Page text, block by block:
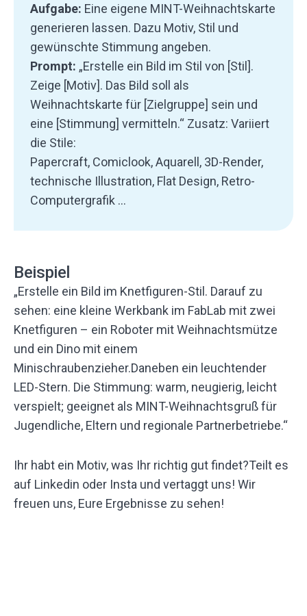
Aufgabe: Eine eigene MINT-Weihnachtskarte
generieren lassen. Dazu Motiv, Stil und
gewünschte Stimmung angeben.
Prompt: „Erstelle ein Bild im Stil von [Stil].
Zeige [Motiv]. Das Bild soll als
Weihnachtskarte für [Zielgruppe] sein und
eine [Stimmung] vermitteln.“ Zusatz: Variiert
die Stile:
Papercraft, Comiclook, Aquarell, 3D-Render,
technische Illustration, Flat Design, Retro-
Computergrafik …
Beispiel
„Erstelle ein Bild im Knetfiguren-Stil. Darauf zu
sehen: eine kleine Werkbank im FabLab mit zwei
Knetfiguren – ein Roboter mit Weihnachtsmütze
und ein Dino mit einem
Minischraubenzieher.Daneben ein leuchtender
LED-Stern. Die Stimmung: warm, neugierig, leicht
verspielt; geeignet als MINT-Weihnachtsgruß für
Jugendliche, Eltern und regionale Partnerbetriebe.“
Ihr habt ein Motiv, was Ihr richtig gut findet?Teilt es
auf Linkedin oder Insta und vertaggt uns! Wir
freuen uns, Eure Ergebnisse zu sehen!